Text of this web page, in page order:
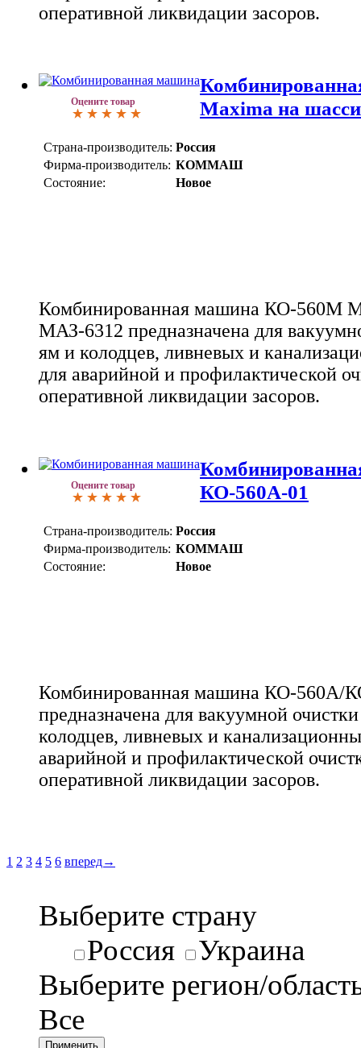
оперативной ликвидации засоров.
Оцените товар
Maxima на
Страна-производитель: Россия
Фирма-производитель: КОММАШ
Состояние:
Новое
Комбинированная машина КО-560М
МАЗ-6312 предназначена для
ям и колодцев, ливневых и
для аварийной и профилактической
оперативной ликвидации засоров.
Оцените товар
КО-560А-01
Страна-производитель: Россия
Фирма-производитель: КОММАШ
Состояние:
Новое
Комбинированная машина КО-560А/
предназначена для вакуумной
колодцев, ливневых и
аварийной и профилактической
оперативной ликвидации засоров.
1 2 3 4 5 6 вперед→
Выберите страну
Россия
Украина
Выберите регион/
Все